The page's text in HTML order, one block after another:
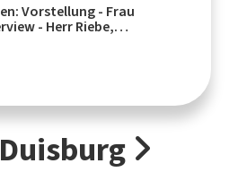
Vorstellung - Frau
- Herr Riebe,